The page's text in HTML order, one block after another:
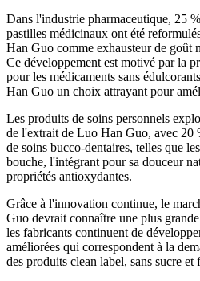
Dans l'industrie pharmaceutique, 25
pastilles médicinaux ont été
Han Guo comme exhausteur de goût
Ce développement est motivé par la
pour les médicaments sans
Han Guo un choix attrayant pour
Les produits de soins personnels
de l'extrait de Luo Han Guo, avec 20
de soins bucco-dentaires, telles que
bouche, l'intégrant pour sa douceur
propriétés antioxydantes.
Grâce à l'innovation continue, le
Guo devrait connaître une plus
les fabricants continuent de
améliorées qui correspondent à la
des produits clean label, sans sucre et